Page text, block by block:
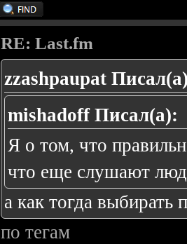
RE: Last.fm
zzashpaupat
mishadoff Писал(а):
Я о том, что
что еще слушают
а как тогда выбирать
по тегам